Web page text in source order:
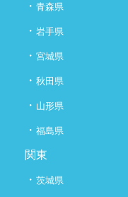
・ 青森県
・ 岩手県
・ 宮城県
・ 秋田県
・ 山形県
・ 福島県
関東
・ 茨城県